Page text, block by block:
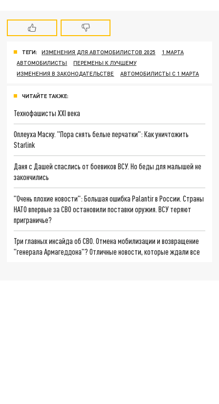
ТЕГИ: ИЗМЕНЕНИЯ ДЛЯ АВТОМОБИЛИСТОВ 2025
1 МАРТА
АВТОМОБИЛИСТЫ
ПЕРЕМЕНЫ К ЛУЧШЕМУ
ИЗМЕНЕНИЯ В ЗАКОНОДАТЕЛЬСТВЕ
АВТОМОБИЛИСТЫ С 1 МАРТА
ЧИТАЙТЕ ТАКЖЕ:
Технофашисты XXI века
Оплеуха Маску. "Пора снять белые перчатки": Как уничтожить
Starlink
Даня с Дашей спаслись от боевиков ВСУ. Но беды для малышей не
закончились
"Очень плохие новости": Большая ошибка Palantir в России. Страны
НАТО впервые за СВО остановили поставки оружия. ВСУ теряют
приграничье?
Три главных инсайда об СВО. Отмена мобилизации и возвращение
"генерала Армагеддона"? Отличные новости, которые ждали все